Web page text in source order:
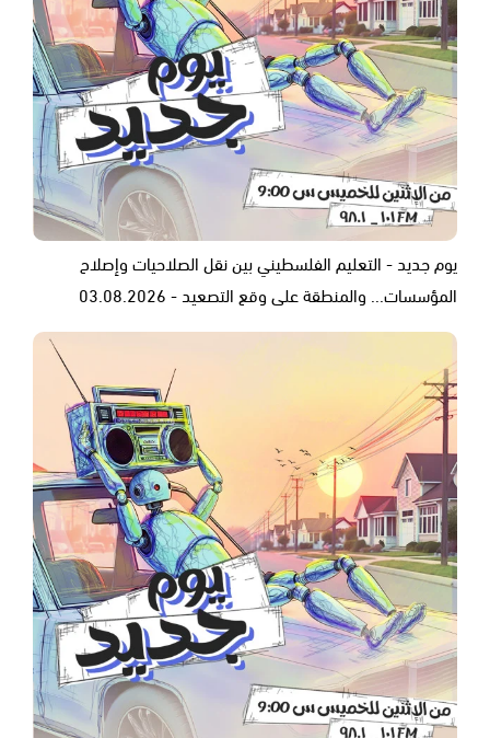
يوم جديد - التعليم الفلسطيني بين نقل الصلاحيات وإصلاح
المؤسسات... والمنطقة على وقع التصعيد - 03.08.2026